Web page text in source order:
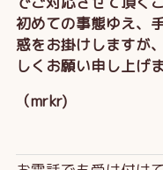
初めての事態ゆえ、
惑をお掛けしますが
しくお願い申し上げま
（mrkr)